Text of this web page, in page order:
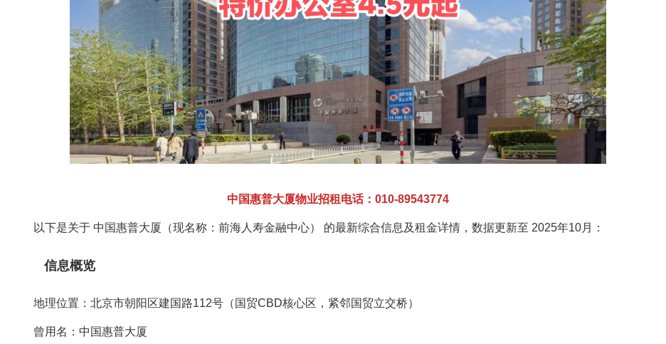
中国惠普大厦物业招租电话：010-89543774
以下是关于 ‌中国惠普大厦（现名称：前海人寿金融中心）‌ 的最新综合信息及租金详情，数据更新至 ‌2025年10月‌：
信息概览‌
地理位置‌：北京市朝阳区建国路112号（国贸CBD核心区，紧邻国贸立交桥）
曾用名‌：中国惠普大厦